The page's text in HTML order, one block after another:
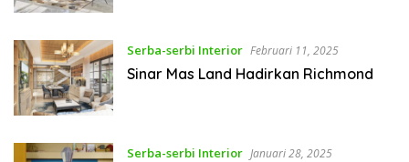
Serba-serbi Interior Februari 11, 2025
Sinar Mas Land Hadirkan Richmond
Serba-serbi Interior Januari 28, 2025